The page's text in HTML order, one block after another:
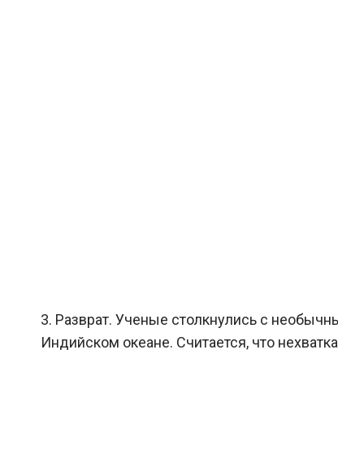
3. Разврат. Ученые столкнулись с
Индийском океане. Считается, что